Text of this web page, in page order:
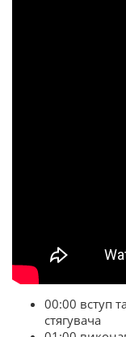
00:00 вступ
стягувача